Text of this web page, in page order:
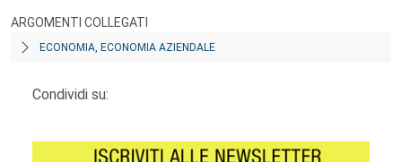
ARGOMENTI COLLEGATI
ECONOMIA, ECONOMIA AZIENDALE
Condividi su: